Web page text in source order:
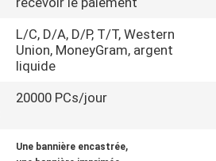
L/C, D/A, D/P, T/T, Western
Union, MoneyGram, argent
liquide
20000 PCs/jour
Une bannière encastrée,